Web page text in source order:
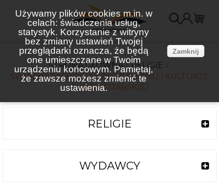
Używamy plików cookies m.in. w
celach: świadczenia usług,
statystyk. Korzystanie z witryny
bez zmiany ustawień Twojej
przeglądarki oznacza, że będą
one umieszczane w Twoim
urządzeniu końcowym. Pamiętaj,
że zawsze możesz zmienić te
ustawienia.
Zamknij
STRONA GŁÓWNA
RELIGIE
ŚWIATŁO ZACHODU. SZKICE O MYŚLI I KULTURZE
CHRZEŚCIJAŃSKIEJ
RELIGIE
WYDAWCY